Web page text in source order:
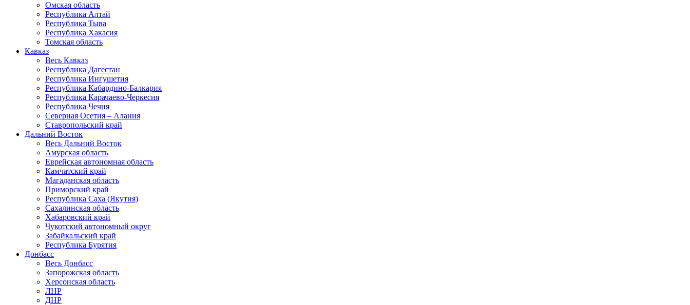
Омская область
Республика Алтай
Республика Тыва
Республика Хакасия
Томская область
Кавказ
Весь Кавказ
Республика Дагестан
Республика Ингушетия
Республика Кабардино-Балкария
Республика Карачаево-Черкесия
Республика Чечня
Северная Осетия – Алания
Ставропольский край
Дальний Восток
Весь Дальний Восток
Амурская область
Еврейская автономная область
Камчатский край
Магаданская область
Приморский край
Республика Саха (Якутия)
Сахалинская область
Хабаровский край
Чукотский автономный округ
Забайкальский край
Республика Бурятия
Донбасс
Весь Донбасс
Запорожская область
Херсонская область
ЛНР
ДНР